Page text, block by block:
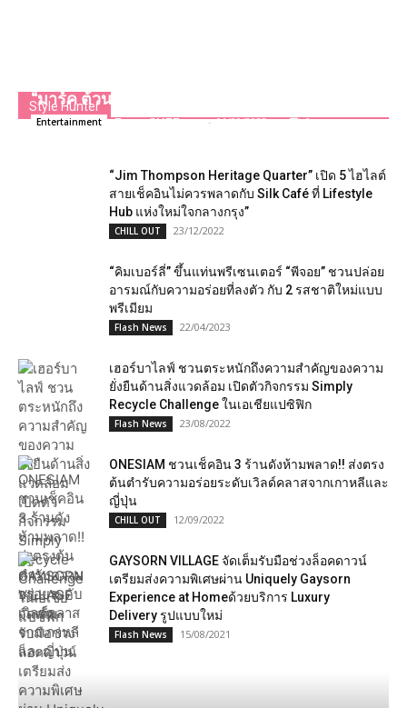
Style Hunter
“มาร์ค ต้วน” เกสต์พิเศษ
Entertainment Team GLITZmag - 01/09/2023 0
“Jim Thompson Heritage Quarter” เปิด 5 ไฮไลต์
สายเช็คอินไม่ควรพลาดกับ Silk Café ที่ Lifestyle
Hub แห่งใหม่ใจกลางกรุง”
CHILL OUT 23/12/2022
“คิมเบอร์ลี่” ขึ้นแท่นพรีเซนเตอร์ “พีจอย” ชวนปล่อย
อารมณ์กับความอร่อยที่ลงตัว กับ 2 รสชาติใหม่แบบ
พรีเมียม
Flash News 22/04/2023
เฮอร์บาไลฟ์ ชวนตระหนักถึงความสำคัญของความ
ยั่งยืนด้านสิ่งแวดล้อม เปิดตัวกิจกรรม Simply
Recycle Challenge ในเอเชียแปซิฟิก
Flash News 23/08/2022
ONESIAM ชวนเช็คอิน 3 ร้านดังห้ามพลาด!! ส่งตรง
ต้นตำรับความอร่อยระดับเวิลด์คลาสจากเกาหลีและ
ญี่ปุ่น
CHILL OUT 12/09/2022
GAYSORN VILLAGE จัดเต็มรับมือช่วงล็อคดาวน์
เตรียมส่งความพิเศษผ่าน Uniquely Gaysorn
Experience at Homeด้วยบริการ Luxury
Delivery รูปแบบใหม่
Flash News 15/08/2021